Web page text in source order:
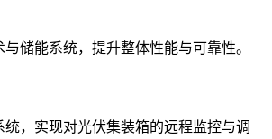
储能系统，提升整体性能与可靠性。
，实现对光伏集装箱的远程监控与调